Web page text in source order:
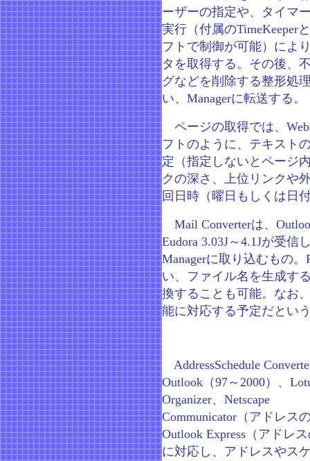
ーザーの指定や、タイマ
実行（付属のTimeKeeper
フトで制御が可能）によ
タを取得する。その後、
グなどを削除する整形処
い、Managerに転送する。
ページの取得では、
フトのように、テキスト
定（指定しないとページ
クの深さ、上位リンクや
回日時（曜日もしくは日
Mail Converterは、
Eudora 3.03J～4.1Jが受
Managerに取り込むもの
い、ファイル名を生成す
換することも可能。なお
能に対応する予定だとい
AddressSchedule
Outlook（97～2000）、
Organizer、Netscape
Communicator（アドレス
Outlook Express（アドレ
に対応し、アドレスやス